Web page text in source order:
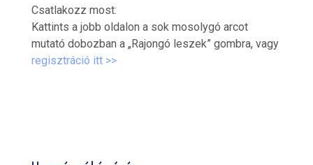
Csatlakozz most:
Kattints a jobb oldalon a sok mosolygó arcot
mutató dobozban a „Rajongó leszek” gombra, vagy
regisztráció itt >>